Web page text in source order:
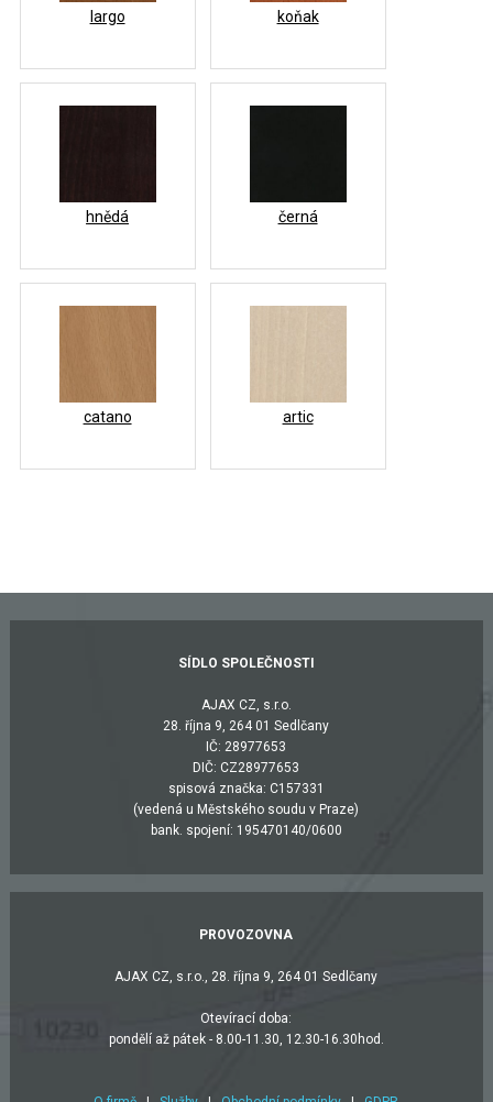
largo koňak
hnědá černá
catano artic
SÍDLO SPOLEČNOSTI
AJAX CZ, s.r.o.
28. října 9, 264 01 Sedlčany
IČ: 28977653
DIČ: CZ28977653
spisová značka: C157331
(vedená u Městského soudu v Praze)
bank. spojení: 195470140/0600
PROVOZOVNA
AJAX CZ, s.r.o., 28. října 9, 264 01 Sedlčany
Otevírací doba:
pondělí až pátek - 8.00-11.30, 12.30-16.30hod.